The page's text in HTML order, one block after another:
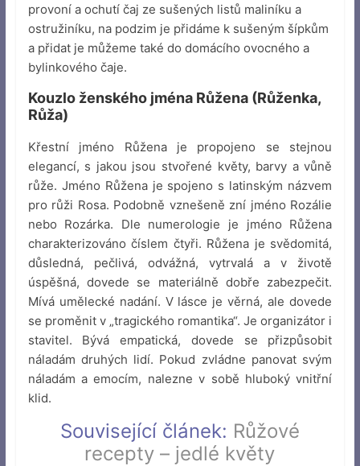
provoní a ochutí čaj ze sušených listů maliníku a
ostružiníku, na podzim je přidáme k sušeným šípkům
a přidat je můžeme také do domácího ovocného a
bylinkového čaje.
Kouzlo ženského jména Růžena (Růženka,
Růža)
Křestní jméno Růžena je propojeno se stejnou
elegancí, s jakou jsou stvořené květy, barvy a vůně
růže. Jméno Růžena je spojeno s latinským názvem
pro růži Rosa. Podobně vznešeně zní jméno Rozálie
nebo Rozárka. Dle numerologie je jméno Růžena
charakterizováno číslem čtyři. Růžena je svědomitá,
důsledná, pečlivá, odvážná, vytrvalá a v životě
úspěšná, dovede se materiálně dobře zabezpečit.
Mívá umělecké nadání. V lásce je věrná, ale dovede
se proměnit v „tragického romantika“. Je organizátor i
stavitel. Bývá empatická, dovede se přizpůsobit
náladám druhých lidí. Pokud zvládne panovat svým
náladám a emocím, nalezne v sobě hluboký vnitřní
klid.
Související článek: Růžové
recepty – jedlé květy